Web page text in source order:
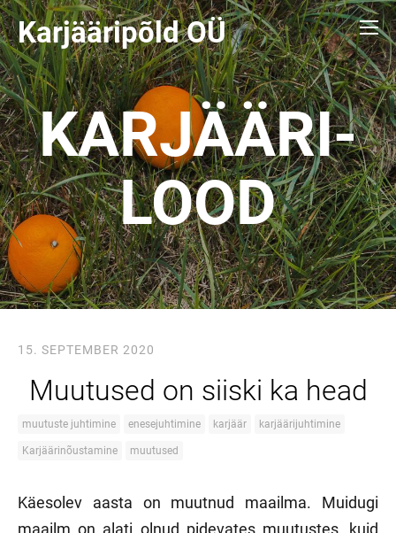
Karjääripõld OÜ
KARJÄÄRI-
LOOD
15. SEPTEMBER 2020
Muutused on siiski ka head
muutuste juhtimine enesejuhtimine karjäär karjäärijuhtimine
Karjäärinõustamine muutused
Käesolev aasta on muutnud maailma. Muidugi
maailm on alati olnud pidevates muutustes, kuid